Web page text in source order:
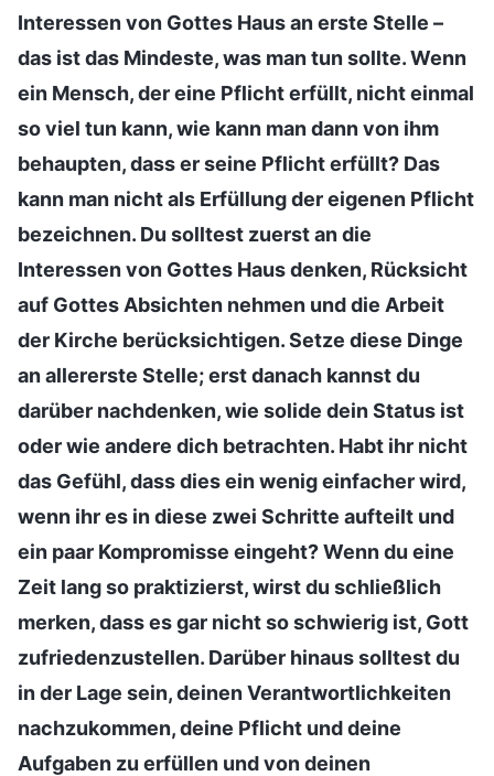
Interessen von Gottes Haus an erste Stelle –
das ist das Mindeste, was man tun sollte. Wenn
ein Mensch, der eine Pflicht erfüllt, nicht einmal
so viel tun kann, wie kann man dann von ihm
behaupten, dass er seine Pflicht erfüllt? Das
kann man nicht als Erfüllung der eigenen Pflicht
bezeichnen. Du solltest zuerst an die
Interessen von Gottes Haus denken, Rücksicht
auf Gottes Absichten nehmen und die Arbeit
der Kirche berücksichtigen. Setze diese Dinge
an allererste Stelle; erst danach kannst du
darüber nachdenken, wie solide dein Status ist
oder wie andere dich betrachten. Habt ihr nicht
das Gefühl, dass dies ein wenig einfacher wird,
wenn ihr es in diese zwei Schritte aufteilt und
ein paar Kompromisse eingeht? Wenn du eine
Zeit lang so praktizierst, wirst du schließlich
merken, dass es gar nicht so schwierig ist, Gott
zufriedenzustellen. Darüber hinaus solltest du
in der Lage sein, deinen Verantwortlichkeiten
nachzukommen, deine Pflicht und deine
Aufgaben zu erfüllen und von deinen